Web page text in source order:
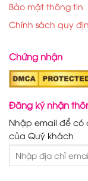
Bảo mật thông tin
Chính sách quy
Chứng nhận
Đăng ký nhận
Nhập email để có
của Quý khách